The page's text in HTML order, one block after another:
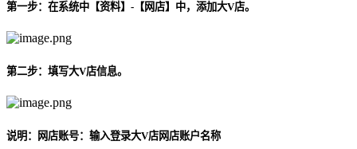
第一步：在系统中【资料】-【网店】中，添加大V店。
第二步：填写大V店信息。
说明：网店账号：输入登录大V店网店账户名称